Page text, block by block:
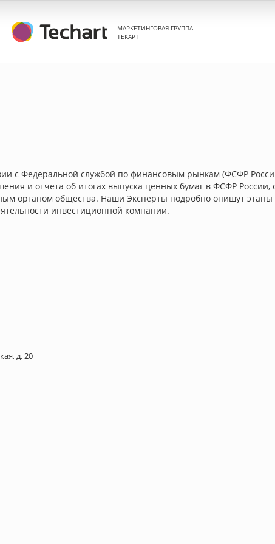
МАРКЕТИНГОВАЯ ГРУППА
ТЕКАРТ
с Федеральной службой по финансовым рынкам (ФСФР
и отчета об итогах выпуска ценных бумаг в ФСФР России,
органом общества. Наши Эксперты подробно опишут
инвестиционной компании.
д. 20